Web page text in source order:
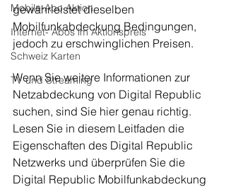
Mobile-Abo Aktion
Internet- Abos im Aktionspreis
Schweiz Karten
TV und Streaming
gewährleistet dieselben
Mobilfunkabdeckung Bedingungen,
jedoch zu erschwinglichen Preisen.
Wenn Sie weitere Informationen zur
Netzabdeckung von Digital Republic
suchen, sind Sie hier genau richtig.
Lesen Sie in diesem Leitfaden die
Eigenschaften des Digital Republic
Netzwerks und überprüfen Sie die
Digital Republic Mobilfunkabdeckung